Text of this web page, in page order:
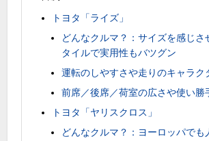
トヨタ「ライズ」
どんなクルマ？：サイズを感じさ
タイルで実用性もバツグン
運転のしやすさや走りのキャラク
前席／後席／荷室の広さや使い勝
トヨタ「ヤリスクロス」
どんなクルマ？：ヨーロッパでも